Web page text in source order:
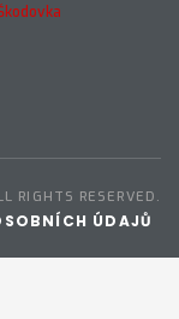
RIGHTS RESERVED.
ÚDAJŮ